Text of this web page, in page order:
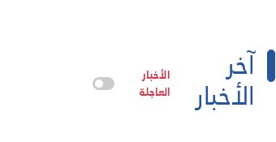
آخر
الأخبار
الأخبار
العاجلة